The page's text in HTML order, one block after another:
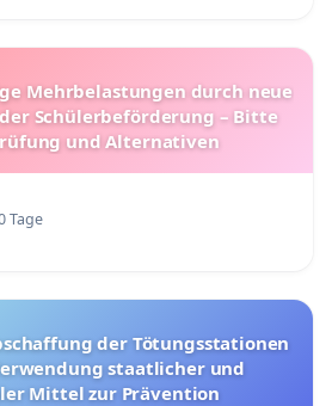
Mehrbelastungen durch neue
Schülerbeförderung – Bitte
und Alternativen
Tage
staatlicher und
Mittel zur Prävention